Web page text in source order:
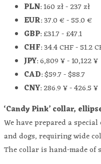
PLN:160 zł-237 zł
EUR:37.0 €-55.0 €
GBP:£31.7-£47.1
CHF:34.4 CHF-51.2
JPY:6,809 ¥-10,122 ¥
CAD:$59.7-$88.7
CNY:286.9 ¥-426.5 ¥
‘Candy Pink’ collar,
We have prepared a
and dogs, requiring wide
The collar is hand-made of